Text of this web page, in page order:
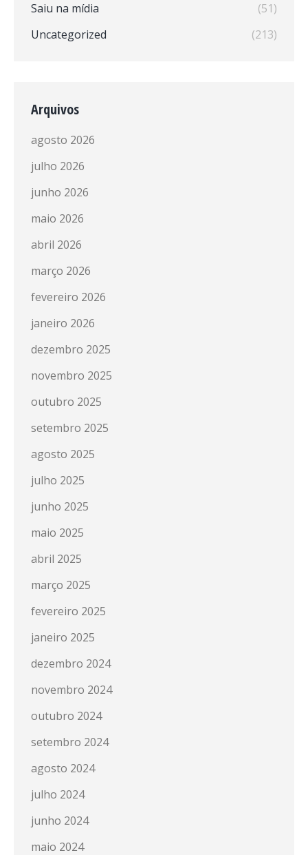
Saiu na mídia
(51)
Uncategorized
(213)
Arquivos
agosto 2026
julho 2026
junho 2026
maio 2026
abril 2026
março 2026
fevereiro 2026
janeiro 2026
dezembro 2025
novembro 2025
outubro 2025
setembro 2025
agosto 2025
julho 2025
junho 2025
maio 2025
abril 2025
março 2025
fevereiro 2025
janeiro 2025
dezembro 2024
novembro 2024
outubro 2024
setembro 2024
agosto 2024
julho 2024
junho 2024
maio 2024